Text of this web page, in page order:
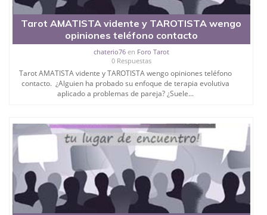
Tarot AMATISTA vidente y TAROTISTA wengo
opiniones teléfono contacto
chaterio76en Foro Tarot
0 Respuestas
Tarot AMATISTA vidente y TAROTISTA wengo opiniones teléfono
contacto. ¿Alguien ha probado su enfoque de terapia evolutiva
aplicado a problemas de pareja? ¿Suele...